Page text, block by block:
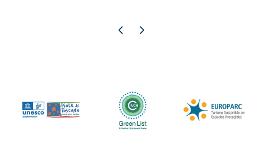
Pagina precedente
Pagina successiva